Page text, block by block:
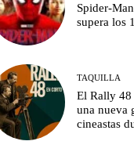
Spider-
supera los
TAQUILLA
El Rally 48
una nueva
cineastas